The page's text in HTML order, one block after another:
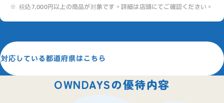
税込7,000円以上の商品が対象です。詳細は店頭にてご確認ください。
対応している都道府県はこちら
OWNDAYSの優待内容